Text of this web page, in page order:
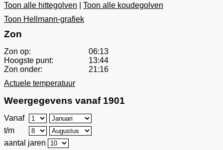
Toon alle hittegolven
Toon alle koudegolven
Toon Hellmann-grafiek
Zon
Zon op:
06:13
Hoogste punt:
13:44
Zon onder:
21:16
Actuele temperatuur
Weergegevens vanaf 1901
Vanaf
t/m
aantal jaren